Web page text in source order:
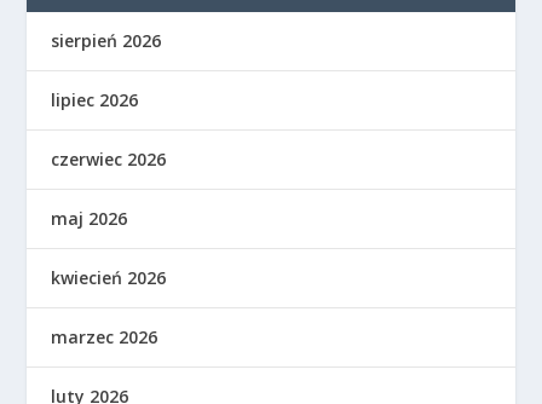
sierpień 2026
lipiec 2026
czerwiec 2026
maj 2026
kwiecień 2026
marzec 2026
luty 2026